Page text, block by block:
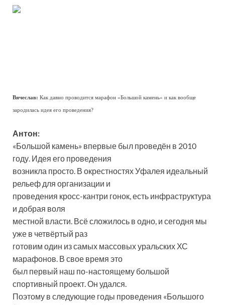
Вячеслав: Как давно проводится марафон «Большой камень» и как вообще
зародилась идея его проведения?
Антон:
«Большой камень» впервые был проведён в 2010
году. Идея его проведения
возникла просто. В окрестностях Уфалея идеальный
рельеф для организации и
проведения кросс-кантри гонок, есть инфраструктура
и добрая воля
местной власти. Всё сложилось в одно, и сегодня мы
уже в четвёртый раз
готовим один из самых массовых уральских ХС
марафонов. В свое время это
был первый наш по-настоящему большой
спортивный проект. Он удался.
Поэтому в следующие годы проведения «Большого